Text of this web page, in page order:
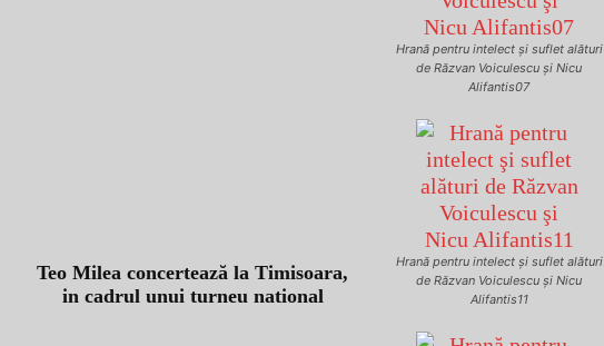
Teo Milea concertează la Timisoara,
in cadrul unui turneu national
Hrană pentru intelect şi suflet alături
de Răzvan Voiculescu şi Nicu
Alifantis07
Hrană pentru intelect şi suflet alături
de Răzvan Voiculescu şi Nicu
Alifantis11